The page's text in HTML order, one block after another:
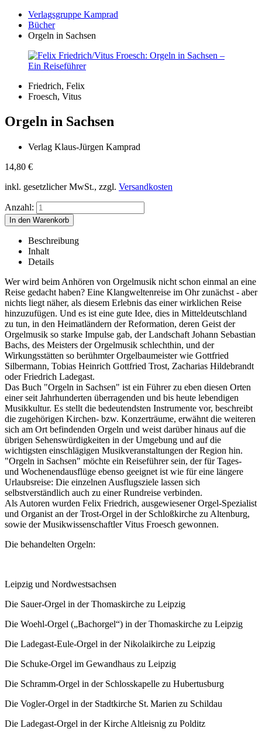
Verlagsgruppe Kamprad
Bücher
Orgeln in Sachsen
Friedrich, Felix
Froesch, Vitus
Orgeln in Sachsen
Verlag Klaus-Jürgen Kamprad
14,80 €
inkl. gesetzlicher MwSt., zzgl. Versandkosten
Anzahl:
Beschreibung
Inhalt
Details
Wer wird beim Anhören von Orgelmusik nicht schon einmal an eine
Reise gedacht haben? Eine Klangweltenreise im Ohr zunächst - aber
nichts liegt näher, als diesem Erlebnis das einer wirklichen Reise
hinzuzufügen. Und es ist eine gute Idee, dies in Mitteldeutschland
zu tun, in den Heimatländern der Reformation, deren Geist der
Orgelmusik so starke Impulse gab, der Landschaft Johann Sebastian
Bachs, des Meisters der Orgelmusik schlechthin, und der
Wirkungsstätten so berühmter Orgelbaumeister wie Gottfried
Silbermann, Tobias Heinrich Gottfried Trost, Zacharias Hildebrandt
oder Friedrich Ladegast.
Das Buch "Orgeln in Sachsen" ist ein Führer zu eben diesen Orten
einer seit Jahrhunderten überragenden und bis heute lebendigen
Musikkultur. Es stellt die bedeutendsten Instrumente vor, beschreibt
die zugehörigen Kirchen- bzw. Konzerträume, erwähnt die weiteren
sich am Ort befindenden Orgeln und weist darüber hinaus auf die
übrigen Sehenswürdigkeiten in der Umgebung und auf die
wichtigsten einschlägigen Musikveranstaltungen der Region hin.
"Orgeln in Sachsen" möchte ein Reiseführer sein, der für Tages-
und Wochenendausflüge ebenso geeignet ist wie für eine längere
Urlaubsreise: Die einzelnen Ausflugsziele lassen sich
selbstverständlich auch zu einer Rundreise verbinden.
Als Autoren wurden Felix Friedrich, ausgewiesener Orgel-Spezialist
und Organist an der Trost-Orgel in der Schloßkirche zu Altenburg,
sowie der Musikwissenschaftler Vitus Froesch gewonnen.
Die behandelten Orgeln:
Leipzig und Nordwestsachsen
Die Sauer-Orgel in der Thomaskirche zu Leipzig
Die Woehl-Orgel („Bachorgel“) in der Thomaskirche zu Leipzig
Die Ladegast-Eule-Orgel in der Nikolaikirche zu Leipzig
Die Schuke-Orgel im Gewandhaus zu Leipzig
Die Schramm-Orgel in der Schlosskapelle zu Hubertusburg
Die Vogler-Orgel in der Stadtkirche St. Marien zu Schildau
Die Ladegast-Orgel in der Kirche Altleisnig zu Polditz